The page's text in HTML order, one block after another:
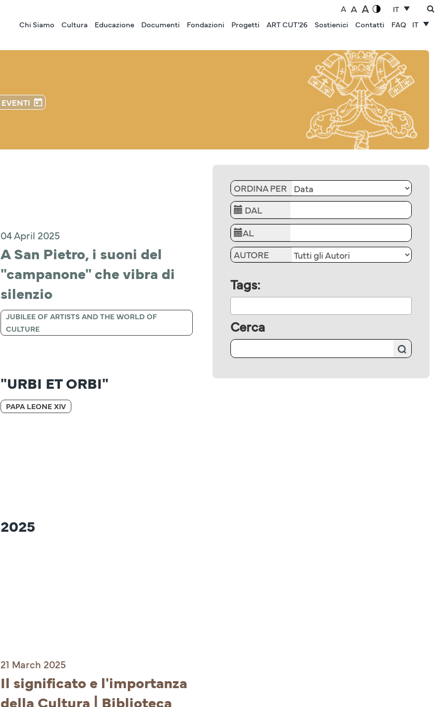
A A A
IT
Chi Siamo
Cultura Educazione Documenti Fondazioni Progetti ART CUT'26 Sostienici Contatti FAQ IT
EVENTI
04 April 2025
A San Pietro, i suoni del
"campanone" che vibra di
silenzio
JUBILEE OF ARTISTS AND THE WORLD OF
CULTURE
"URBI ET ORBI"
PAPA LEONE XIV
2025
21 March 2025
Il significato e l'importanza
della Cultura | Biblioteca
ORDINA PER
DAL
AL
AUTORE
Tags:
Cerca